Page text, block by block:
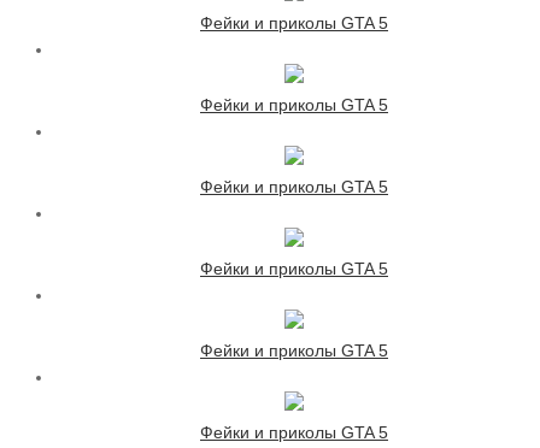
Фейки и приколы GTA 5
Фейки и приколы GTA 5
Фейки и приколы GTA 5
Фейки и приколы GTA 5
Фейки и приколы GTA 5
Фейки и приколы GTA 5